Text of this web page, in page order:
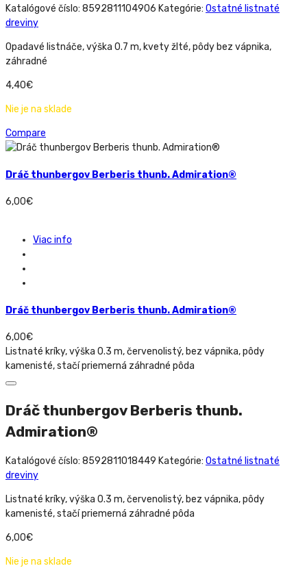
Katalógové číslo: 8592811104906 Kategórie: Ostatné listnaté
dreviny
Opadavé listnáče, výška 0.7 m, kvety žlté, pôdy bez vápnika,
záhradné
4,40€
Nie je na sklade
Compare
Dráč thunbergov Berberis thunb. Admiration®
6,00€
Viac info
Dráč thunbergov Berberis thunb. Admiration®
6,00€
Listnaté kríky, výška 0.3 m, červenolistý, bez vápnika, pôdy
kamenisté, stačí priemerná záhradné pôda
Dráč thunbergov Berberis thunb.
Admiration®
Katalógové číslo: 8592811018449 Kategórie: Ostatné listnaté
dreviny
Listnaté kríky, výška 0.3 m, červenolistý, bez vápnika, pôdy
kamenisté, stačí priemerná záhradné pôda
6,00€
Nie je na sklade